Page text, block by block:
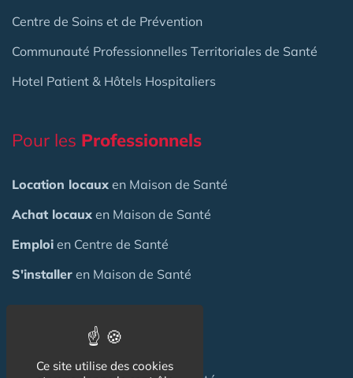
Centre de Soins et de Prévention
Communauté Professionnelles Territoriales de Santé
Hotel Patient & Hôtels Hospitaliers
Pour les Professionnels
Location locaux en Maison de Santé
Achat locaux en Maison de Santé
Emploi en Centre de Santé
S'installer en Maison de Santé
une Maison de Santé
Ce site utilise des cookies